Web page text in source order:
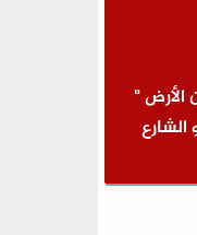
الأرض "